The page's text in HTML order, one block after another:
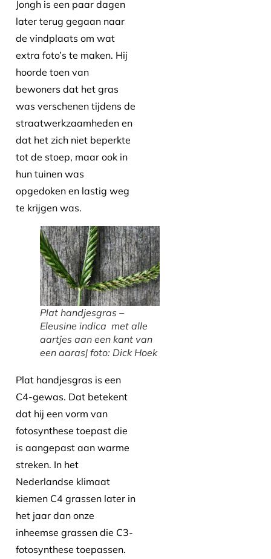
Jongh is een paar dagen
later terug gegaan naar
de vindplaats om wat
extra foto’s te maken. Hij
hoorde toen van
bewoners dat het gras
was verschenen tijdens de
straatwerkzaamheden en
dat het zich niet beperkte
tot de stoep, maar ook in
hun tuinen was
opgedoken en lastig weg
te krijgen was.
Plat handjesgras –
Eleusine indica met alle
aartjes aan een kant van
een aaras| foto: Dick Hoek
Plat handjesgras is een
C4-gewas. Dat betekent
dat hij een vorm van
fotosynthese toepast die
is aangepast aan warme
streken. In het
Nederlandse klimaat
kiemen C4 grassen later in
het jaar dan onze
inheemse grassen die C3-
fotosynthese toepassen.